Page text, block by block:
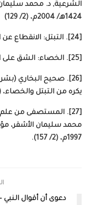
1424هـ/ 2004م، (2/ 129)
[24]. التبتل: الانقطاع عن النكاح وما يتبعه من الملاذ إلى العبادة.
[25]. الخصاء: الشق على الأنثيين وانتزاعهما.
[26]. صحيح البخاري
يكره من التبتل والخصاء، (9/ 19)، رقم
[27]. المستصفى من علم
1997م، (2/ 157).
دعوى أن أقوال